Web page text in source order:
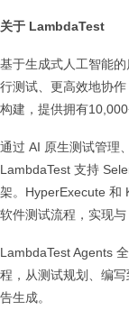
关于 LambdaTest
基于生成式人工智能
行测试、更高效地协
构建，提供拥有
通过 AI 原生测试管理
LambdaTest 支持
架。HyperExecute 和
软件测试流程，实现与
LambdaTest Agents
程，从测试规划、编
告生成。